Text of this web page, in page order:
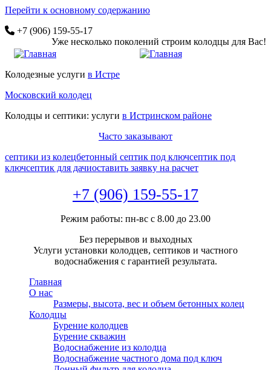
Перейти к основному содержанию
+7 (906) 159-55-17
Уже несколько поколений строим колодцы для Вас!
Колодезные услуги в Истре
Московский колодец
Колодцы и септики: услуги в Истринском районе
Часто заказывают
септики из колецбетонный септик под ключсептик под
ключсептик для дачиоставить заявку на расчет
+7 (906) 159-55-17
Режим работы: пн-вс с 8.00 до 23.00
Без перерывов и выходных
Услуги установки колодцев, септиков и частного
водоснабжения с гарантией результата.
Главная
О нас
Размеры, высота, вес и объем бетонных колец
Колодцы
Бурение колодцев
Бурение скважин
Водоснабжение из колодца
Водоснабжение частного дома под ключ